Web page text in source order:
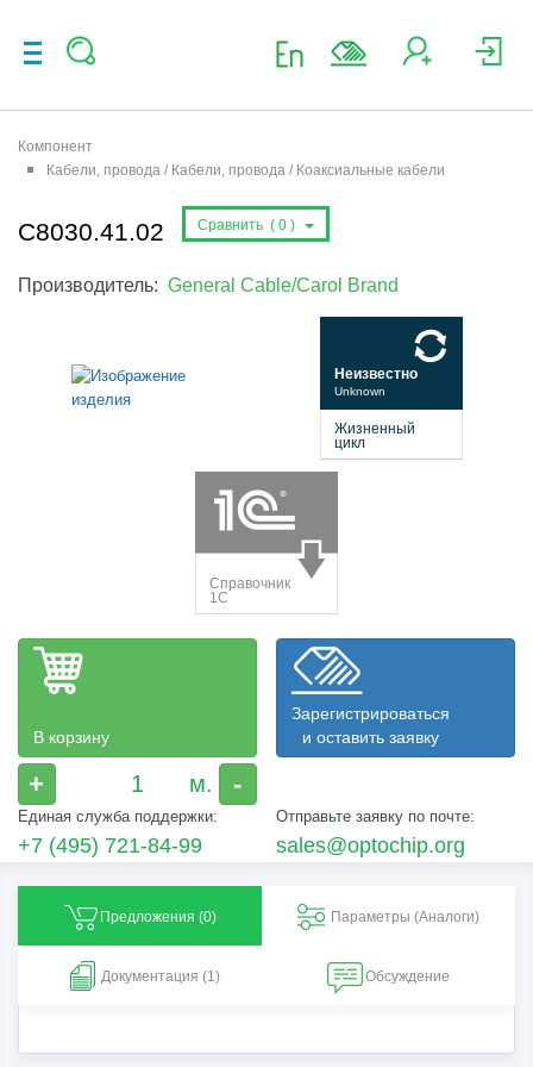
Компонент
Кабели, провода / Кабели, провода / Коаксиальные кабели
C8030.41.02 Сравнить ( 0 )
Производитель: General Cable/Carol Brand
В корзину
+ -
Зарегистрироваться
и оставить заявку
Единая служба поддержки:
+7 (495) 721-84-99
Отправьте заявку по почте:
sales@optochip.org
Предложения (0) Параметры (Aналоги)
Документация (1) Обсуждение